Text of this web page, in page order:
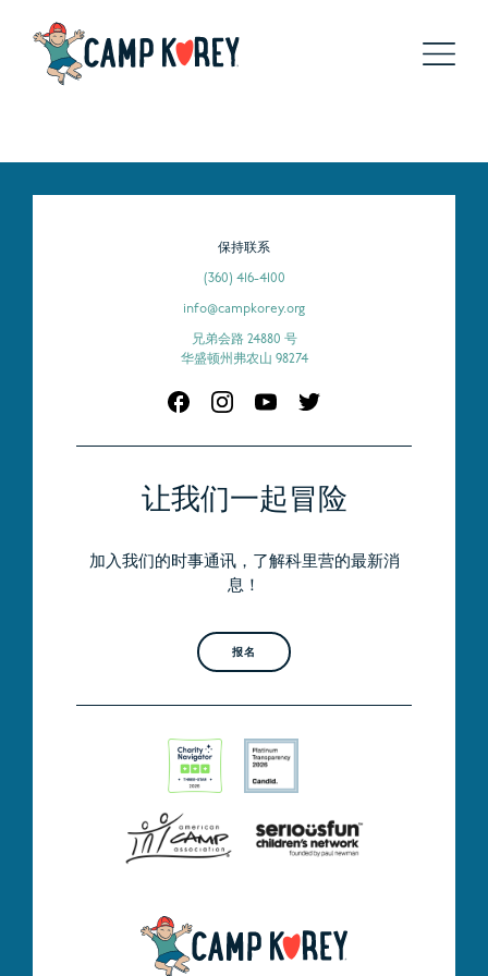
让我们一起冒险
加入我们的时事通讯，了解科里营的最新消
息！
报名
保持联系
(360) 416-4100
info@campkorey.org
兄弟会路 24880 号
华盛顿州弗农山 98274